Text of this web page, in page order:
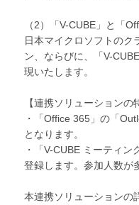
（2）「V-CUBE」と「
日本マイクロソフトのク
ン、ならびに、「V-
現いたします。
【連携ソリューションの
・「Office 365」の「
となります。
・「V-CUBE ミーティ
登録します。参加人数が
本連携ソリューションの